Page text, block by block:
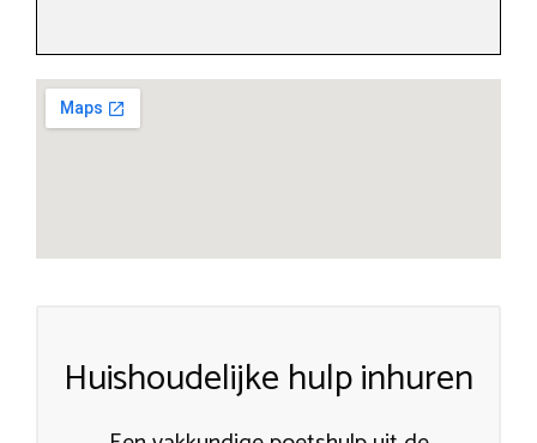
Huishoudelijke hulp inhuren